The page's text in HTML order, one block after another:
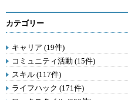
カテゴリー
キャリア (19件)
コミュニティ活動 (15件)
スキル (117件)
ライフハック (171件)